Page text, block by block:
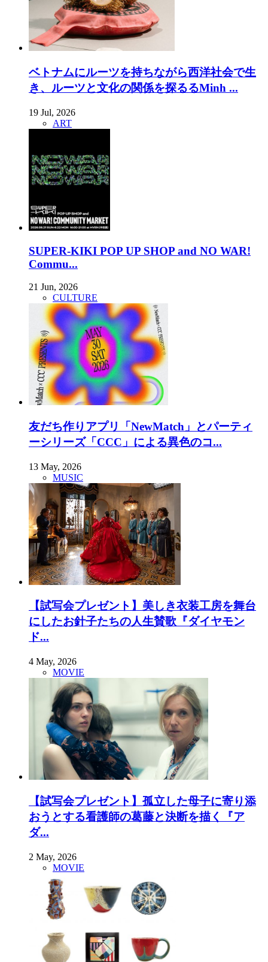
ベトナムにルーツを持ちながら西洋社会で生
き、ルーツと文化の関係を探るるMinh ...
19 Jul, 2026
ART
SUPER-KIKI POP UP SHOP and NO WAR!
Commu...
21 Jun, 2026
CULTURE
友だち作りアプリ「NewMatch」とパーティ
ーシリーズ「CCC」による異色のコ...
13 May, 2026
MUSIC
【試写会プレゼント】美しき衣装工房を舞台
にしたお針子たちの人生賛歌『ダイヤモン
ド...
4 May, 2026
MOVIE
【試写会プレゼント】孤立した母子に寄り添
おうとする看護師の葛藤と決断を描く『ア
ダ...
2 May, 2026
MOVIE